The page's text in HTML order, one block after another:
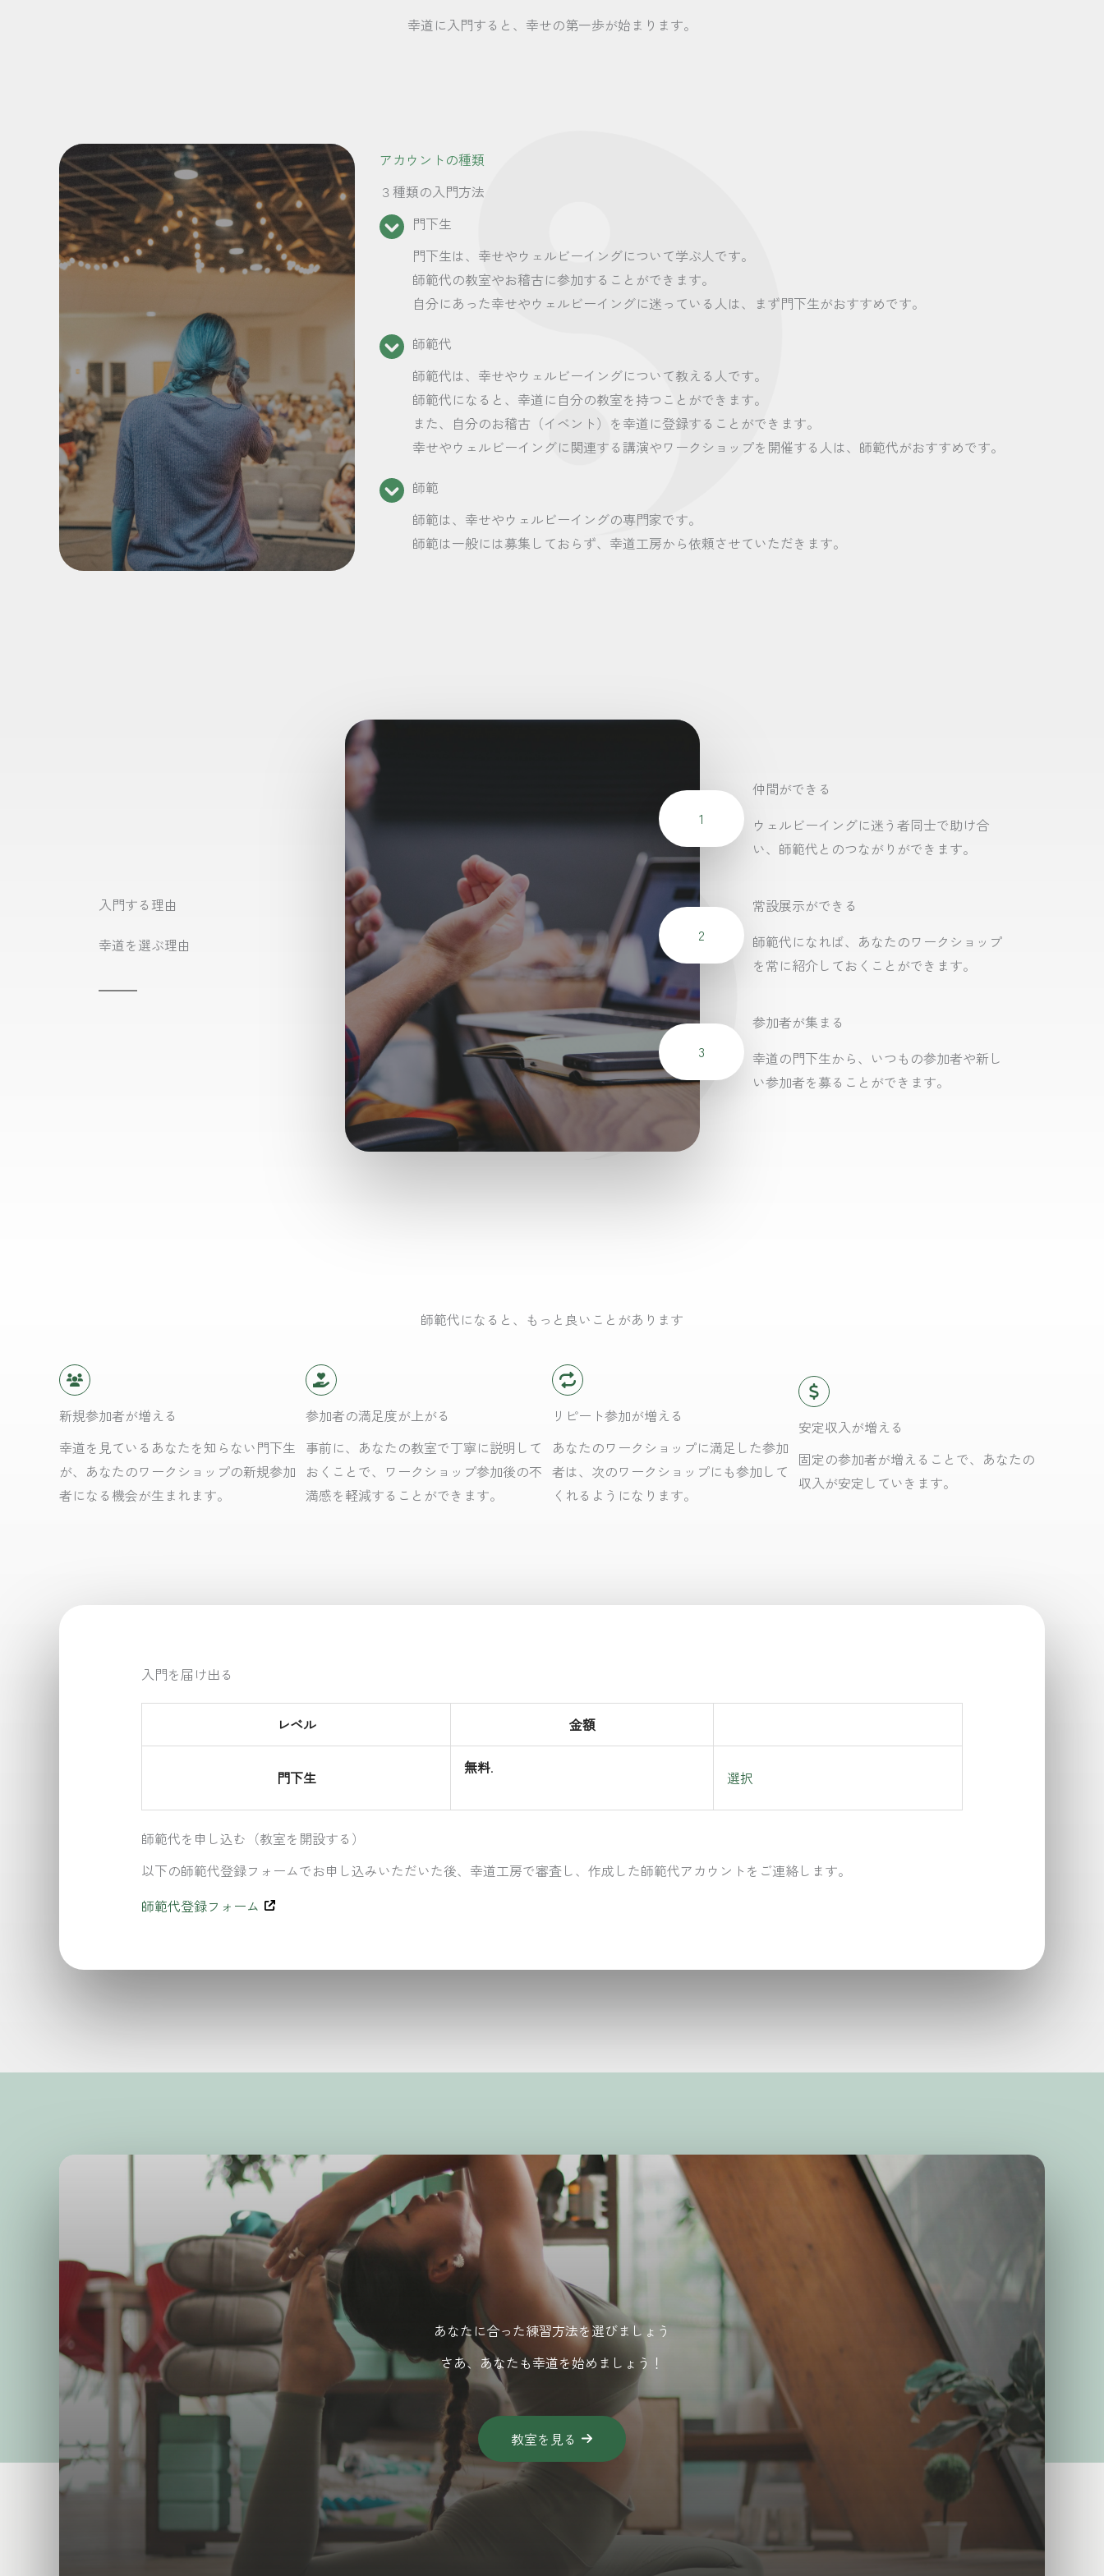
幸道に入門すると、幸せの第一歩が始まります。
アカウントの種類
３種類の入門方法
門下生
門下生は、幸せやウェルビーイングについて学ぶ人です。
師範代の教室やお稽古に参加することができます。
自分にあった幸せやウェルビーイングに迷っている人は、まず門下生がおすすめです。
師範代
師範代は、幸せやウェルビーイングについて教える人です。
師範代になると、幸道に自分の教室を持つことができます。
また、自分のお稽古（イベント）を幸道に登録することができます。
幸せやウェルビーイングに関連する講演やワークショップを開催する人は、師範代がおすすめです。
師範
師範は、幸せやウェルビーイングの専門家です。
師範は一般には募集しておらず、幸道工房から依頼させていただきます。
入門する理由
幸道を選ぶ理由
1
仲間ができる
ウェルビーイングに迷う者同士で助け合
い、師範代とのつながりができます。
2
常設展示ができる
師範代になれば、あなたのワークショップ
を常に紹介しておくことができます。
3
参加者が集まる
幸道の門下生から、いつもの参加者や新し
い参加者を募ることができます。
師範代になると、もっと良いことがあります
新規参加者が増える
幸道を見ているあなたを知らない門下生
が、あなたのワークショップの新規参加
者になる機会が生まれます。
参加者の満足度が上がる
事前に、あなたの教室で丁寧に説明して
おくことで、ワークショップ参加後の不
満感を軽減することができます。
リピート参加が増える
あなたのワークショップに満足した参加
者は、次のワークショップにも参加して
くれるようになります。
安定収入が増える
固定の参加者が増えることで、あなたの
収入が安定していきます。
入門を届け出る
レベル 金額
門下生
無料.
選択
師範代を申し込む（教室を開設する）
以下の師範代登録フォームでお申し込みいただいた後、幸道工房で審査し、作成した師範代アカウントをご連絡します。
師範代登録フォーム
あなたに合った練習方法を選びましょう
さあ、あなたも幸道を始めましょう！
教室を見る